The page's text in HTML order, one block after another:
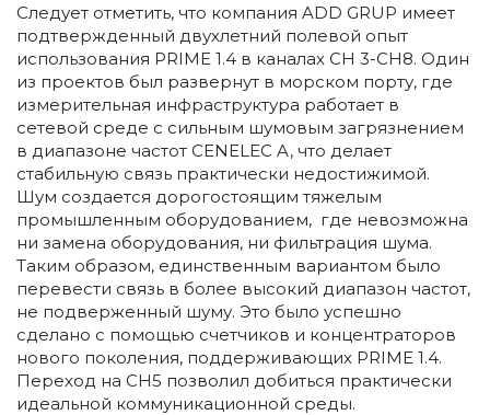
Следует отметить, что компания ADD GRUP имеет
подтвержденный двухлетний полевой опыт
использования PRIME 1.4 в каналах CH 3-CH8. Один
из проектов был развернут в морском порту, где
измерительная инфраструктура работает в
сетевой среде с сильным шумовым загрязнением
в диапазоне частот CENELEC A, что делает
стабильную связь практически недостижимой.
Шум создается дорогостоящим тяжелым
промышленным оборудованием, где невозможна
ни замена оборудования, ни фильтрация шума.
Таким образом, единственным вариантом было
перевести связь в более высокий диапазон частот,
не подверженный шуму. Это было успешно
сделано с помощью счетчиков и концентраторов
нового поколения, поддерживающих PRIME 1.4.
Переход на CH5 позволил добиться практически
идеальной коммуникационной среды.